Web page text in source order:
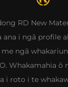
RD New
ana i ngā profile
me ngā
Whakamahia ō
i roto i te